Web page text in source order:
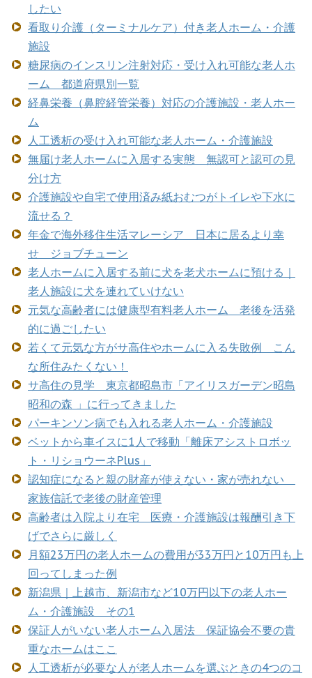
したい
看取り介護（ターミナルケア）付き老人ホーム・介護
施設
糖尿病のインスリン注射対応・受け入れ可能な老人ホ
ーム 都道府県別一覧
経鼻栄養（鼻腔経管栄養）対応の介護施設・老人ホー
ム
人工透析の受け入れ可能な老人ホーム・介護施設
無届け老人ホームに入居する実態 無認可と認可の見
分け方
介護施設や自宅で使用済み紙おむつがトイレや下水に
流せる？
年金で海外移住生活マレーシア 日本に居るより幸
せ ジョブチューン
老人ホームに入居する前に犬を老犬ホームに預ける｜
老人施設に犬を連れていけない
元気な高齢者には健康型有料老人ホーム 老後を活発
的に過ごしたい
若くて元気な方がサ高住やホームに入る失敗例 こん
な所住みたくない！
サ高住の見学 東京都昭島市「アイリスガーデン昭島
昭和の森 」に行ってきました
パーキンソン病でも入れる老人ホーム・介護施設
ベットから車イスに1人で移動「離床アシストロボッ
ト・リショウーネPlus」
認知症になると親の財産が使えない・家が売れない
家族信託で老後の財産管理
高齢者は入院より在宅 医療・介護施設は報酬引き下
げでさらに厳しく
月額23万円の老人ホームの費用が33万円と10万円も上
回ってしまった例
新潟県｜上越市、新潟市など10万円以下の老人ホー
ム・介護施設 その1
保証人がいない老人ホーム入居法 保証協会不要の貴
重なホームはここ
人工透析が必要な人が老人ホームを選ぶときの4つのコ